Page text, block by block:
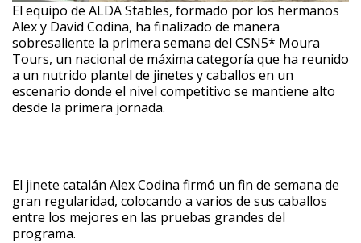
El equipo de ALDA Stables, formado por los hermanos
Alex y David Codina, ha finalizado de manera
sobresaliente la primera semana del CSN5* Moura
Tours, un nacional de máxima categoría que ha reunido
a un nutrido plantel de jinetes y caballos en un
escenario donde el nivel competitivo se mantiene alto
desde la primera jornada.
El jinete catalán Alex Codina firmó un fin de semana de
gran regularidad, colocando a varios de sus caballos
entre los mejores en las pruebas grandes del
programa.